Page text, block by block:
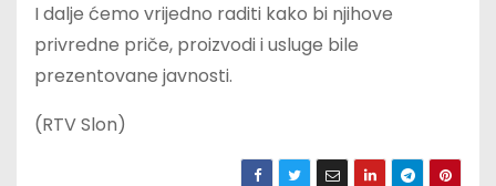
I dalje ćemo vrijedno raditi kako bi njihove
privredne priče, proizvodi i usluge bile
prezentovane javnosti.
(RTV Slon)